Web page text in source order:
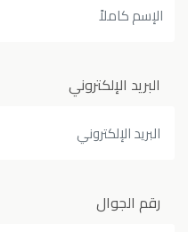
البريد الإلكتروني
رقم الجوال